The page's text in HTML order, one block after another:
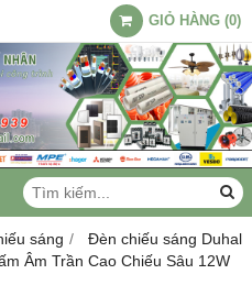
GIỎ HÀNG (0)
sáng
Đèn chiếu sáng Duhal
Âm Trần Cao Chiếu Sâu 12W